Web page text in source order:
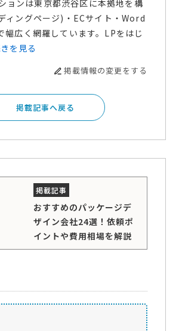
ョンは東京都渋谷区に本拠地を構
ィングページ)・ECサイト・Word
幅広く網羅しています。LPをはじ
を見る
掲載情報の変更をする
掲載記事へ戻る
おすすめのパッケージデ
ザイン会社24選！依頼ポ
イントや費用相場を解説